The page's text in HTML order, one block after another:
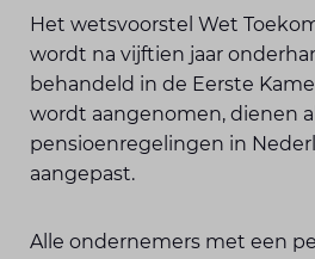
Het wetsvoorstel Wet
wordt na vijftien jaar
behandeld in de Eerste
wordt aangenomen, dienen
pensioenregelingen in
aangepast.
Alle ondernemers met een